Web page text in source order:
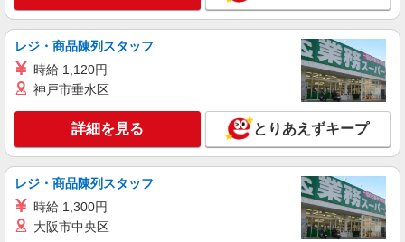
レジ・商品陳列スタッフ
時給 1,120円
神戸市垂水区
詳細を見る とりあえずキープ
レジ・商品陳列スタッフ
時給 1,300円
大阪市中央区